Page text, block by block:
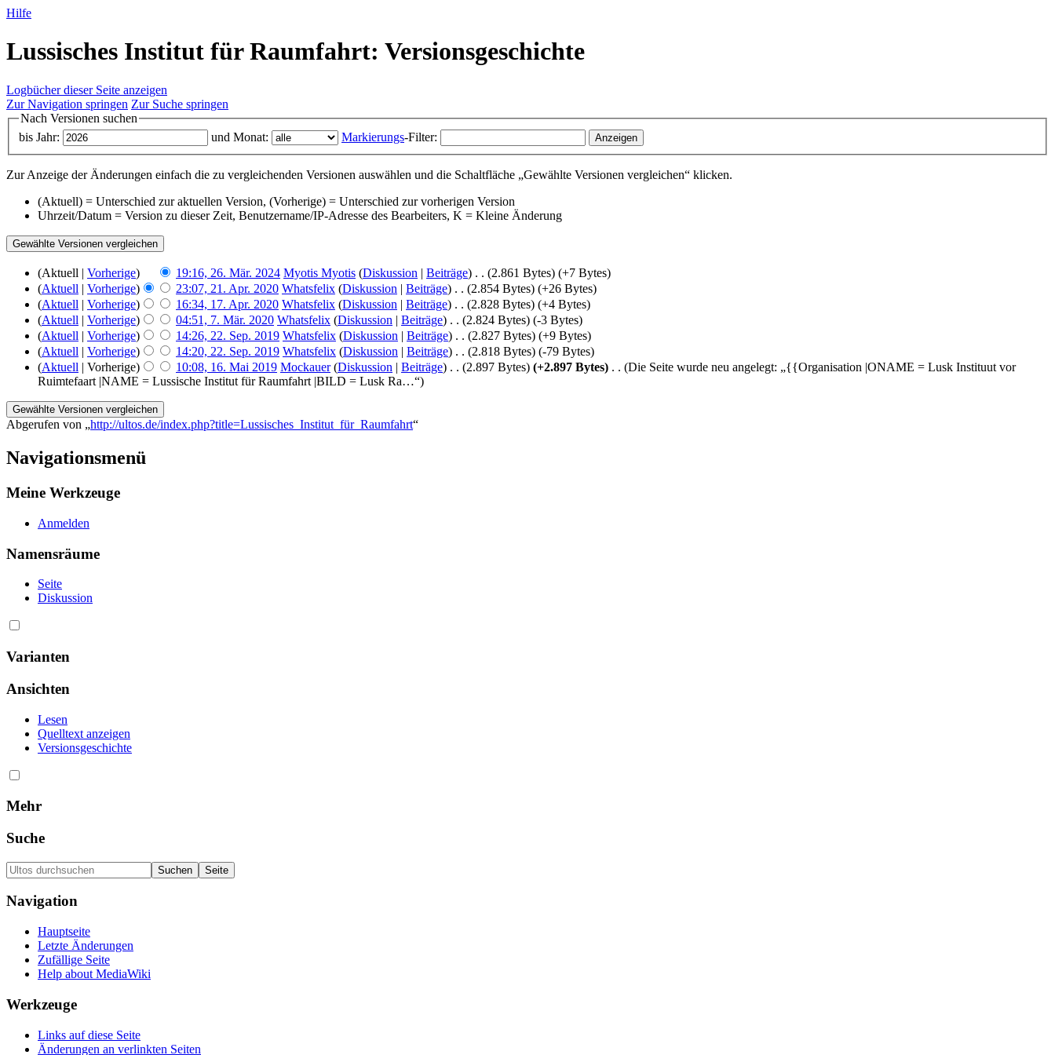
Hilfe
Lussisches Institut für Raumfahrt: Versionsgeschichte
Logbücher dieser Seite anzeigen
Zur Navigation springen Zur Suche springen
Nach Versionen suchen
bis Jahr:
und Monat: Markierungs-Filter:
Zur Anzeige der Änderungen einfach die zu vergleichenden Versionen auswählen und die Schaltfläche „Gewählte Versionen vergleichen“ klicken.
(Aktuell) = Unterschied zur aktuellen Version, (Vorherige) = Unterschied zur vorherigen Version
Uhrzeit/Datum = Version zu dieser Zeit, Benutzername/IP-Adresse des Bearbeiters, K = Kleine Änderung
(Aktuell | Vorherige) 19:16, 26. Mär. 2024 Myotis Myotis (Diskussion Beiträge) . . (2.861 Bytes) (+7 Bytes)
(Aktuell Vorherige) 23:07, 21. Apr. 2020 Whatsfelix (Diskussion Beiträge) . . (2.854 Bytes) (+26 Bytes)
(Aktuell Vorherige) 16:34, 17. Apr. 2020 Whatsfelix (Diskussion Beiträge) . . (2.828 Bytes) (+4 Bytes)
(Aktuell Vorherige) 04:51, 7. Mär. 2020 Whatsfelix (Diskussion Beiträge) . . (2.824 Bytes) (-3 Bytes)
(Aktuell Vorherige) 14:26, 22. Sep. 2019 Whatsfelix (Diskussion Beiträge) . . (2.827 Bytes) (+9 Bytes)
(Aktuell Vorherige) 14:20, 22. Sep. 2019 Whatsfelix (Diskussion Beiträge) . . (2.818 Bytes) (-79 Bytes)
(Aktuell | Vorherige) 10:08, 16. Mai 2019 Mockauer (Diskussion Beiträge) . . (2.897 Bytes) (+2.897 Bytes) . . (Die Seite wurde neu angelegt: „{{Organisation |ONAME = Lusk Instituut vor
Ruimtefaart |NAME = Lussische Institut für Raumfahrt |BILD = Lusk Ra…“)
Abgerufen von „http://ultos.de/index.php?title=Lussisches_Institut_für_Raumfahrt“
Navigationsmenü
Meine Werkzeuge
Anmelden
Namensräume
Seite
Diskussion
Varianten
Ansichten
Lesen
Quelltext anzeigen
Versionsgeschichte
Mehr
Suche
Navigation
Hauptseite
Letzte Änderungen
Zufällige Seite
Help about MediaWiki
Werkzeuge
Links auf diese Seite
Änderungen an verlinkten Seiten